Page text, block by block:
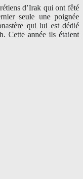
d’Irak qui ont fêté
seule une poignée
qui lui est dédié
Cette année ils étaient